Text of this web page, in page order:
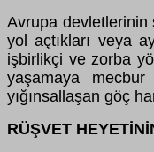
Avrupa devletlerinin
yol açtıkları veya
işbirlikçi ve zorba yö
yaşamaya
yığınsallaşan göç
RÜŞVET